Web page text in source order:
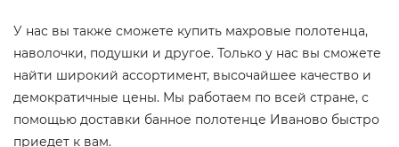
У нас вы также сможете купить махровые полотенца,
наволочки, подушки и другое. Только у нас вы сможете
найти широкий ассортимент, высочайшее качество и
демократичные цены. Мы работаем по всей стране, с
помощью доставки банное полотенце Иваново быстро
приедет к вам.